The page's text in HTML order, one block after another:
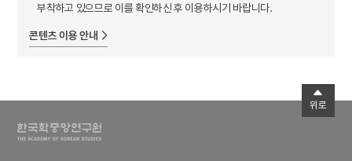
부착하고 있으므로 이를 확인하신 후 이용하시기 바랍니다.
콘텐츠 이용 안내
위로